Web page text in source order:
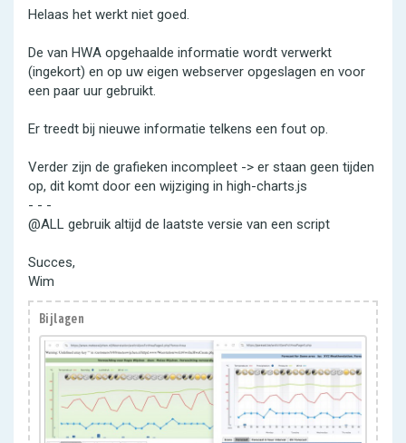
Helaas het werkt niet goed.
De van HWA opgehaalde informatie wordt verwerkt
(ingekort) en op uw eigen webserver opgeslagen en voor
een paar uur gebruikt.
Er treedt bij nieuwe informatie telkens een fout op.
Verder zijn de grafieken incompleet -> er staan geen tijden
op, dit komt door een wijziging in high-charts.js
- - -
@ALL gebruik altijd de laatste versie van een script
Succes,
Wim
Bijlagen